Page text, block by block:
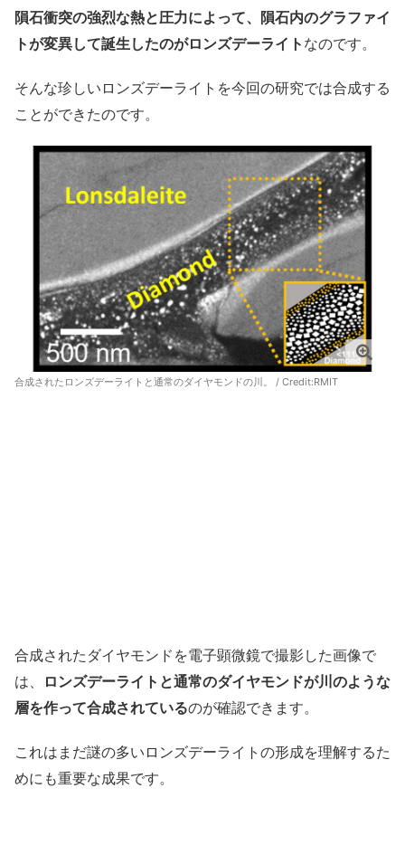
隕石衝突の強烈な熱と圧力によって、隕石内のグラファイ
トが変異して誕生したのがロンズデーライト なのです。
そんな珍しいロンズデーライトを今回の研究では合成する
ことができたのです。
合成されたロンズデーライトと通常のダイヤモンドの川。 / Credit:RMIT
合成されたダイヤモンドを電子顕微鏡で撮影した画像で
は、
ロンズデーライトと通常のダイヤモンドが川のような
層を作って合成されているのが確認できます。
これはまだ謎の多いロンズデーライトの形成を理解するた
めにも重要な成果です。